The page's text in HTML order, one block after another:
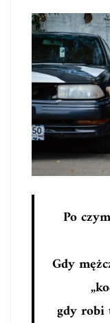
Po
Gdy
gdy robi